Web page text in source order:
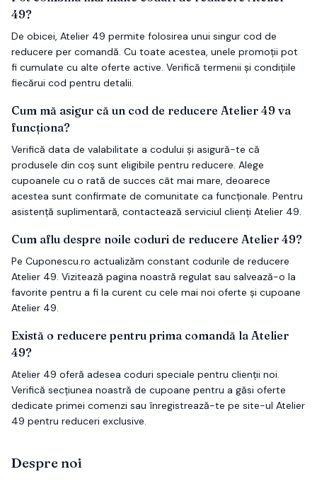
49?
De obicei, Atelier 49 permite folosirea unui singur cod de
reducere per comandă. Cu toate acestea, unele promoții pot
fi cumulate cu alte oferte active. Verifică termenii și condițiile
fiecărui cod pentru detalii.
Cum mă asigur că un cod de reducere Atelier 49 va
funcționa?
Verifică data de valabilitate a codului și asigură-te că
produsele din coș sunt eligibile pentru reducere. Alege
cupoanele cu o rată de succes cât mai mare, deoarece
acestea sunt confirmate de comunitate ca funcționale. Pentru
asistență suplimentară, contactează serviciul clienți Atelier 49.
Cum aflu despre noile coduri de reducere Atelier 49?
Pe Cuponescu.ro actualizăm constant codurile de reducere
Atelier 49. Vizitează pagina noastră regulat sau salvează-o la
favorite pentru a fi la curent cu cele mai noi oferte și cupoane
Atelier 49.
Există o reducere pentru prima comandă la Atelier
49?
Atelier 49 oferă adesea coduri speciale pentru clienții noi.
Verifică secțiunea noastră de cupoane pentru a găsi oferte
dedicate primei comenzi sau înregistrează-te pe site-ul Atelier
49 pentru reduceri exclusive.
Despre noi